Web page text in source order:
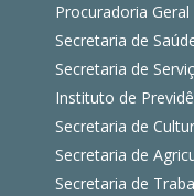
Procuradoria Geral
Secretaria de
Secretaria de
Instituto de
Secretaria de
Secretaria de
Secretaria de